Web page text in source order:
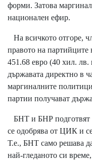
форми. Затова
национален ефир.
На всичкото отгоре,
правото на
451.68 евро (40 хил. лв.
държавата директно в
маргиналните
партии получават
БНТ и БНР подготвят
се одобрява от ЦИК и
Т.е., БНТ само решава
най-гледаното си